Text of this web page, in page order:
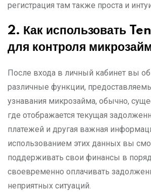
регистрация там также проста и
2. Как использовать
для контроля
После входа в личный кабинет вы
различные функции,
узнавания микрозайма, обычно,
где отображается текущая
платежей и другая важная
использованием этих данных вы
поддерживать свои финансы в
своевременно оплачивать
неприятных ситуаций.